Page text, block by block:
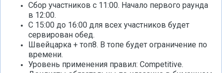
Сбор участников с 11:00. Начало первого раунда
в 12:00.
С 15:00 до 16:00 для всех участников будет
сервирован обед.
Швейцарка + топ8. В топе будет ограничение по
времени.
Уровень применения правил: Competitive.